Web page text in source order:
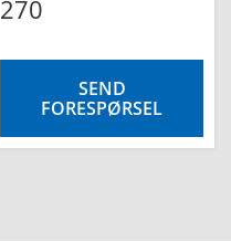
270
SEND
FORESPØRSEL